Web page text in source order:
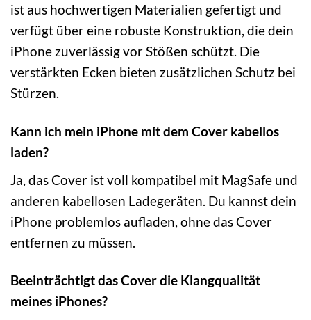
ist aus hochwertigen Materialien gefertigt und
verfügt über eine robuste Konstruktion, die dein
iPhone zuverlässig vor Stößen schützt. Die
verstärkten Ecken bieten zusätzlichen Schutz bei
Stürzen.
Kann ich mein iPhone mit dem Cover kabellos
laden?
Ja, das Cover ist voll kompatibel mit MagSafe und
anderen kabellosen Ladegeräten. Du kannst dein
iPhone problemlos aufladen, ohne das Cover
entfernen zu müssen.
Beeinträchtigt das Cover die Klangqualität
meines iPhones?